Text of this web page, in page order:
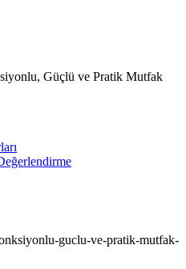
Güçlü ve Pratik Mutfak
guclu-ve-pratik-mutfak-